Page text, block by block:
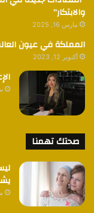
والابتكار”
مارس 16, 2025
المملكة في عيون
أكتوبر 12, 2023
صحتك تهمنا